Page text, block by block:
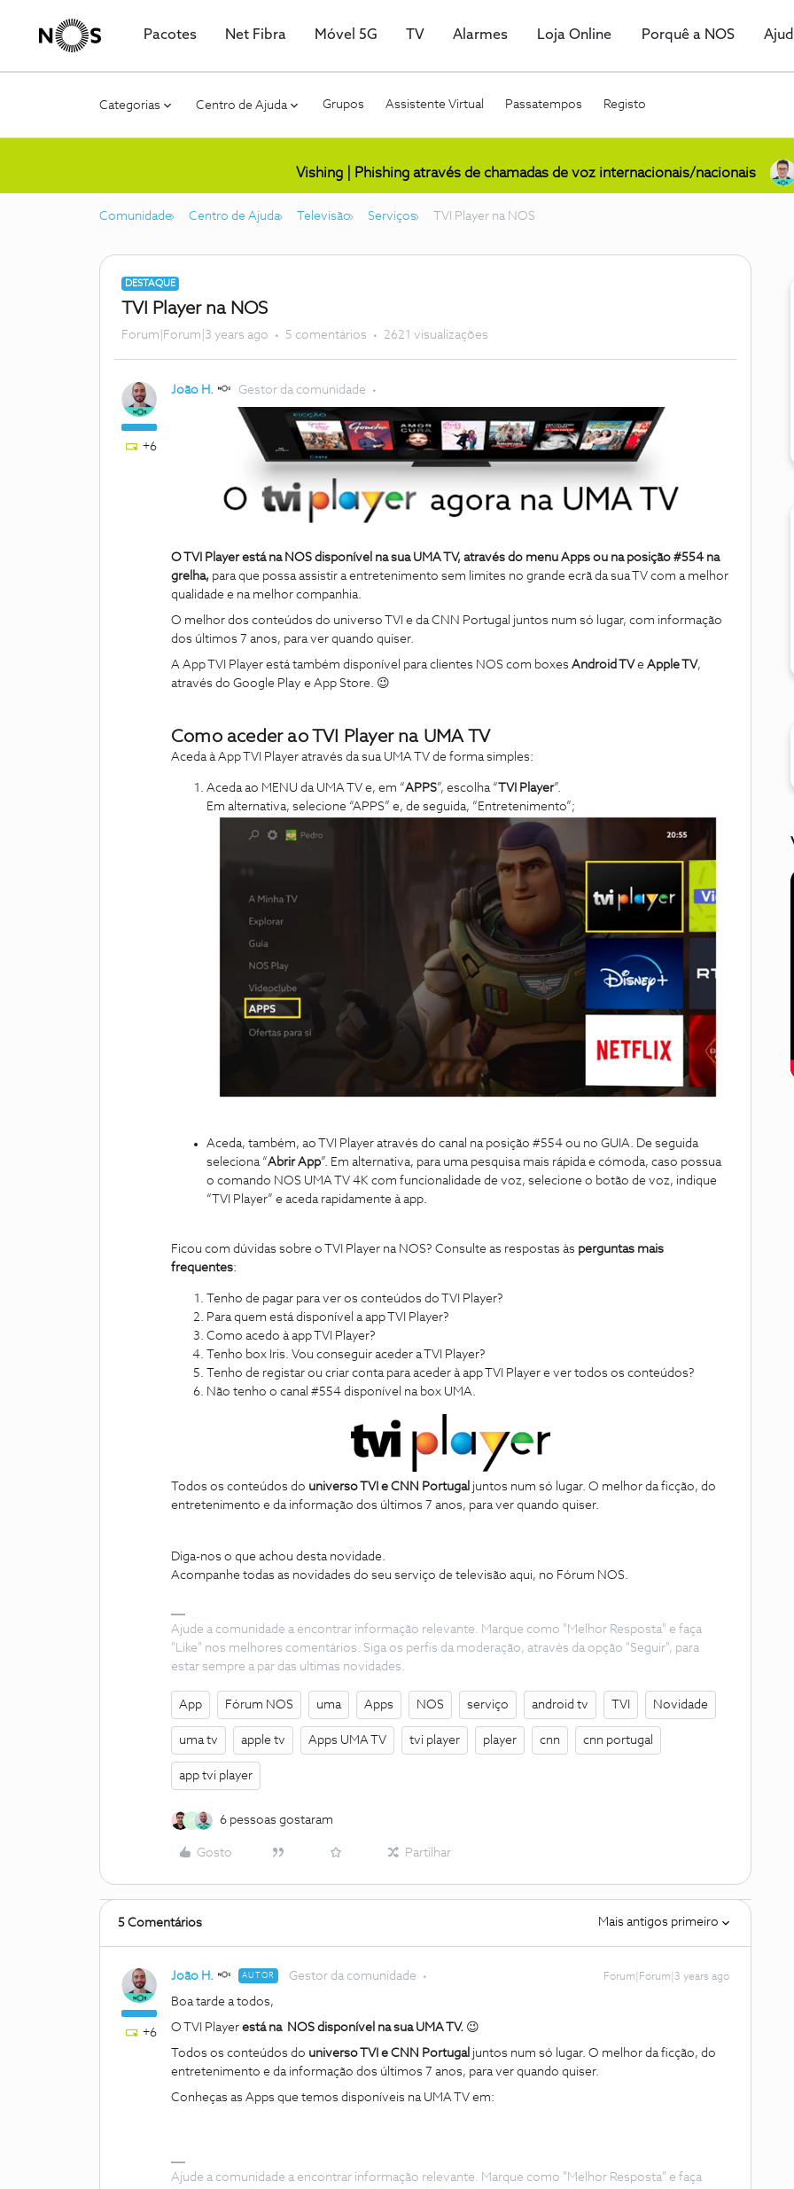
Pacotes Net Fibra Móvel 5G TV Alarmes Loja Online Porquê a NOS
Categorias Centro de Ajuda Grupos Assistente Virtual Passatempos Registo
Vishing | Phishing através de chamadas de voz internacionais/nacionais
Comunidade Centro de Ajuda Televisão Serviços TVI Player na NOS
DESTAQUE
TVI Player na NOS
Forum|Forum|3 years ago 5 comentários 2621 visualizações
+6
João H. Gestor da comunidade
O TVI Player está na NOS disponível na sua UMA TV, através do menu Apps ou na posição #554 na
grelha, para que possa assistir a entretenimento sem limites no grande ecrã da sua TV com a melhor
qualidade e na melhor companhia.
O melhor dos conteúdos do universo TVI e da CNN Portugal juntos num só lugar, com informação
dos últimos 7 anos, para ver quando quiser.
A App TVI Player está também disponível para clientes NOS com boxes Android TV e Apple TV,
através do Google Play e App Store. 😉
Como aceder ao TVI Player na UMA TV
Aceda à App TVI Player através da sua UMA TV de forma simples:
Aceda ao MENU da UMA TV e, em “APPS”, escolha “ TVI Player”.
Em alternativa, selecione “APPS” e, de seguida, “Entretenimento”;
Aceda, também, ao TVI Player através do canal na posição #554 ou no GUIA. De seguida
seleciona “Abrir App”. Em alternativa, para uma pesquisa mais rápida e cómoda, caso possua
o comando NOS UMA TV 4K com funcionalidade de voz, selecione o botão de voz, indique
“TVI Player” e aceda rapidamente à app.
Ficou com dúvidas sobre o TVI Player na NOS? Consulte as respostas às perguntas mais
frequentes:
Tenho de pagar para ver os conteúdos do TVI Player?
Para quem está disponível a app TVI Player?
Como acedo à app TVI Player?
Tenho box Iris. Vou conseguir aceder a TVI Player?
Tenho de registar ou criar conta para aceder à app TVI Player e ver todos os conteúdos?
Não tenho o canal #554 disponível na box UMA.
Todos os conteúdos do universo TVI e CNN Portugal juntos num só lugar. O melhor da ficção, do
entretenimento e da informação dos últimos 7 anos, para ver quando quiser.
Diga-nos o que achou desta novidade.
Acompanhe todas as novidades do seu serviço de televisão aqui, no Fórum NOS.
Ajude a comunidade a encontrar informação relevante. Marque como "Melhor Resposta" e faça
"Like" nos melhores comentários. Siga os perfis da moderação, através da opção "Seguir", para
estar sempre a par das ultimas novidades.
App Fórum NOS uma Apps NOS serviço android tv TVI Novidade
uma tv apple tv Apps UMA TV tvi player player cnn cnn portugal
app tvi player
M 6 pessoas gostaram
Gosto Partilhar
5 Comentários Mais antigos primeiro
+6
João H. AUTOR Gestor da comunidade Forum|Forum|3 years ago
Boa tarde a todos,
O TVI Player está na NOS disponível na sua UMA TV. 😉
Todos os conteúdos do universo TVI e CNN Portugal juntos num só lugar. O melhor da ficção, do
entretenimento e da informação dos últimos 7 anos, para ver quando quiser.
Conheças as Apps que temos disponíveis na UMA TV em:
Ajude a comunidade a encontrar informação relevante. Marque como "Melhor Resposta" e faça